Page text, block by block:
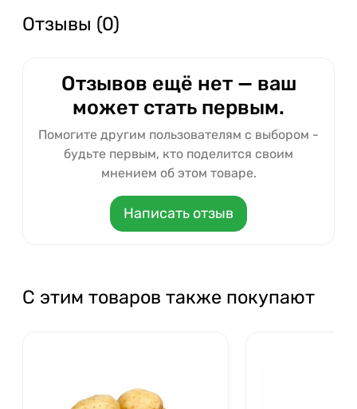
Отзывы (0)
Отзывов ещё нет — ваш
может стать первым.
Помогите другим пользователям с выбором -
будьте первым, кто поделится своим
мнением об этом товаре.
Написать отзыв
С этим товаров также покупают